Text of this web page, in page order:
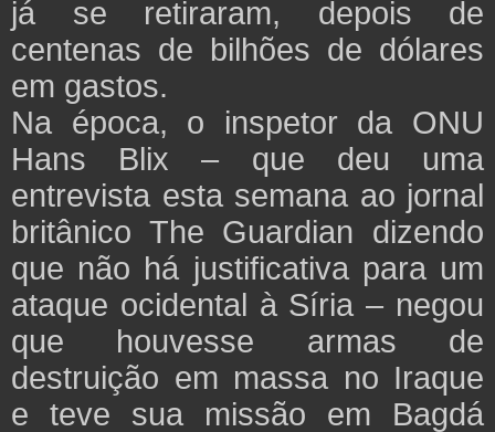
já se retiraram, depois de
centenas de bilhões de dólares
em gastos.
Na época, o inspetor da ONU
Hans Blix – que deu uma
entrevista esta semana ao jornal
britânico The Guardian dizendo
que não há justificativa para um
ataque ocidental à Síria – negou
que houvesse armas de
destruição em massa no Iraque
e teve sua missão em Bagdá